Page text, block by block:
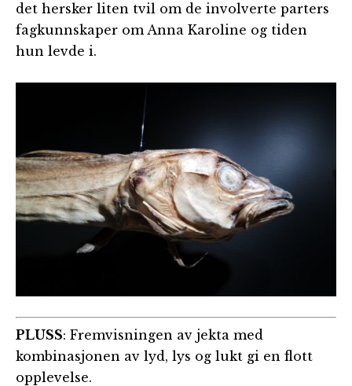
det hersker liten tvil om de involverte parters
fagkunnskaper om Anna Karoline og tiden
hun levde i.
PLUSS: Fremvisningen av jekta med
kombinasjonen av lyd, lys og lukt gi en flott
opplevelse.